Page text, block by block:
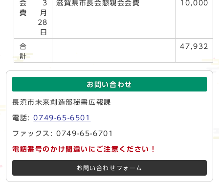
会
費
3
月
28
日
滋賀県市長会懇親会会費 10,000
合
計
47,932
お問い合わせ
長浜市未来創造部秘書広報課
電話:0749-65-6501
ファックス: 0749-65-6701
電話番号のかけ間違いにご注意ください！
お問い合わせフォーム